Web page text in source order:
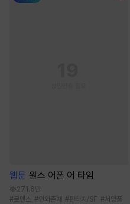
웹툰 원스 어폰 어 타임
271.6만
#로맨스 #인외존재 #판타지/SF #서양풍